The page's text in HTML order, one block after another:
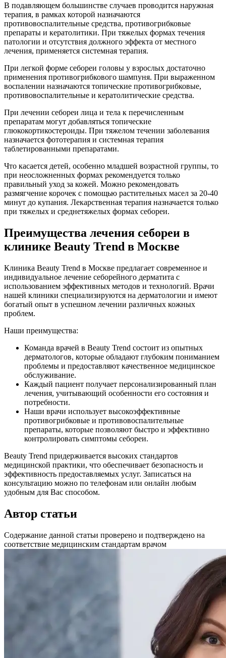
В подавляющем большинстве случаев проводится наружная
терапия, в рамках которой назначаются
противовоспалительные средства, противогрибковые
препараты и кератолитики. При тяжелых формах течения
патологии и отсутствия должного эффекта от местного
лечения, применяется системная терапия.
При легкой форме себореи головы у взрослых достаточно
применения противогрибкового шампуня. При выраженном
воспалении назначаются топические противогрибковые,
противовоспалительные и кератолитические средства.
При лечении себореи лица и тела к перечисленным
препаратам могут добавляться топические
глюкокортикостероиды. При тяжелом течении заболевания
назначается фототерапия и системная терапия
таблетированными препаратами.
Что касается детей, особенно младшей возрастной группы, то
при неосложненных формах рекомендуется только
правильный уход за кожей. Можно рекомендовать
размягчение корочек с помощью растительных масел за 20-40
минут до купания. Лекарственная терапия назначается только
при тяжелых и среднетяжелых формах себореи.
Преимущества лечения себореи в
клинике Beauty Trend в Москве
Клиника Beauty Trend в Москве предлагает современное и
индивидуальное лечение себорейного дерматита с
использованием эффективных методов и технологий. Врачи
нашей клиники специализируются на дерматологии и имеют
богатый опыт в успешном лечении различных кожных
проблем.
Наши преимущества:
Команда врачей в Beauty Trend состоит из опытных
дерматологов, которые обладают глубоким пониманием
проблемы и предоставляют качественное медицинское
обслуживание.
Каждый пациент получает персонализированный план
лечения, учитывающий особенности его состояния и
потребности.
Наши врачи использует высокоэффективные
противогрибковые и противовоспалительные
препараты, которые позволяют быстро и эффективно
контролировать симптомы себореи.
Beauty Trend придерживается высоких стандартов
медицинской практики, что обеспечивает безопасность и
эффективность предоставляемых услуг. Записаться на
консультацию можно по телефонам или онлайн любым
удобным для Вас способом.
Автор статьи
Содержание данной статьи проверено и подтверждено на
соответствие медицинским стандартам врачом